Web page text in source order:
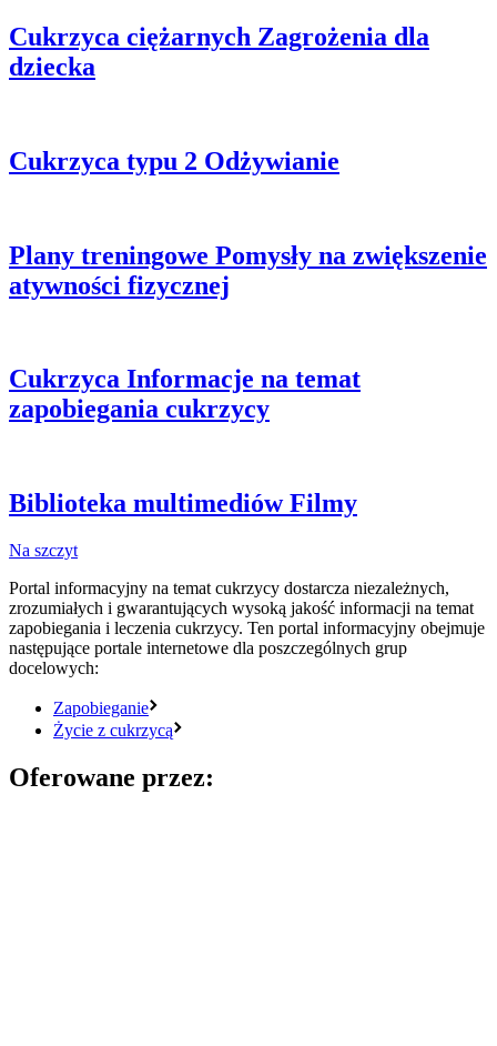
Cukrzyca ciężarnych Zagrożenia dla
dziecka
Cukrzyca typu 2 Odżywianie
Plany treningowe Pomysły na zwiększenie
atywności fizycznej
Cukrzyca Informacje na temat
zapobiegania cukrzycy
Biblioteka multimediówFilmy
Na szczyt
Portal informacyjny na temat cukrzycy dostarcza niezależnych,
zrozumiałych i gwarantujących wysoką jakość informacji na temat
zapobiegania i leczenia cukrzycy. Ten portal informacyjny obejmuje
następujące portale internetowe dla poszczególnych grup
docelowych:
Zapobieganie
Życie z cukrzycą
Oferowane przez: